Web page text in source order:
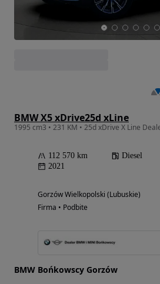
BMW X5 xDrive25d xLine
112 570 km Diesel
2021
Gorzów Wielkopolski (Lubuskie)
Firma • Podbite
BMW Bońkowscy Gorzów